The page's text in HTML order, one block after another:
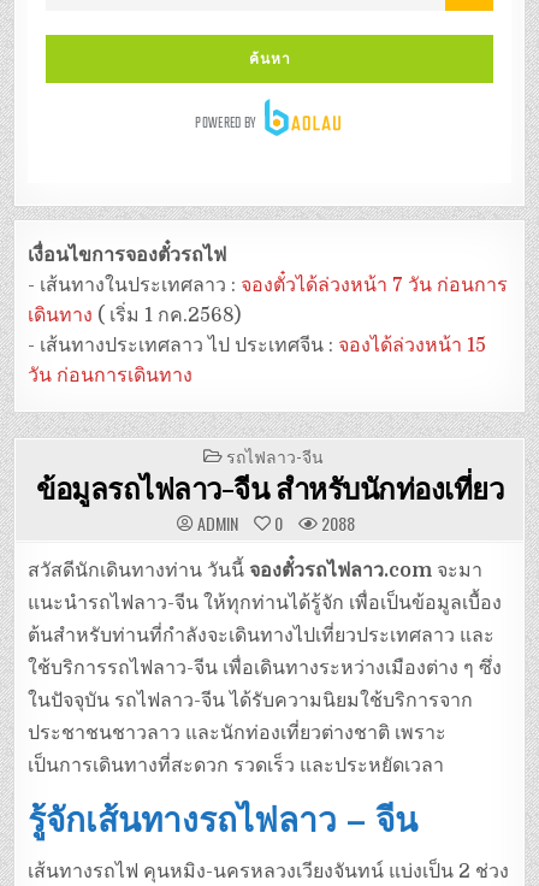
เงื่อนไขการจองตั๋วรถไฟ
- เส้นทางในประเทศลาว : จองตั๋วได้ล่วงหน้า 7 วัน ก่อนการ
เดินทาง ( เริ่ม 1 กค.2568)
- เส้นทางประเทศลาว ไป ประเทศจีน : จองได้ล่วงหน้า 15
วัน ก่อนการเดินทาง
POSTED
IN
รถไฟลาว-จีน
ข้อมูลรถไฟลาว-จีน สำหรับนักท่องเที่ยว
ADMIN 0 2088
สวัสดีนักเดินทางท่าน วันนี้จองตั๋วรถไฟลาว.com จะมา
แนะนำรถไฟลาว-จีน ให้ทุกท่านได้รู้จัก เพื่อเป็นข้อมูลเบื้อง
ต้นสำหรับท่านที่กำลังจะเดินทางไปเที่ยวประเทศลาว และ
ใช้บริการรถไฟลาว-จีน เพื่อเดินทางระหว่างเมืองต่าง ๆ ซึ่ง
ในปัจจุบัน รถไฟลาว-จีน ได้รับความนิยมใช้บริการจาก
ประชาชนชาวลาว และนักท่องเที่ยวต่างชาติ เพราะ
เป็นการเดินทางที่สะดวก รวดเร็ว และประหยัดเวลา
รู้จักเส้นทางรถไฟลาว – จีน
เส้นทางรถไฟ คุนหมิง-นครหลวงเวียงจันทน์ แบ่งเป็น 2 ช่วง